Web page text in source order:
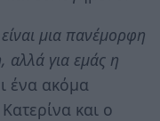
μια πανέμορφη
αλλά για εμάς η
ένα ακόμα
και ο